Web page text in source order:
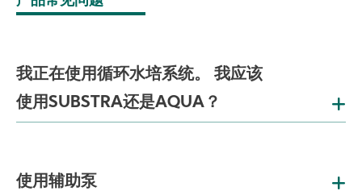
我正在使用循环水培系统。 我应该
使用SUBSTRA还是AQUA？
使用辅助泵